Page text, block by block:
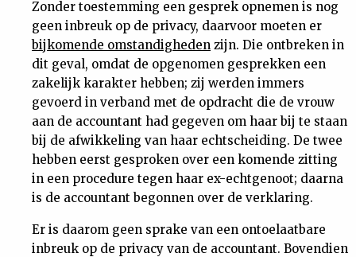
Zonder toestemming een gesprek opnemen is nog
geen inbreuk op de privacy, daarvoor moeten er
bijkomende omstandigheden zijn. Die ontbreken in
dit geval, omdat de opgenomen gesprekken een
zakelijk karakter hebben; zij werden immers
gevoerd in verband met de opdracht die de vrouw
aan de accountant had gegeven om haar bij te staan
bij de afwikkeling van haar echtscheiding. De twee
hebben eerst gesproken over een komende zitting
in een procedure tegen haar ex-echtgenoot; daarna
is de accountant begonnen over de verklaring.
Er is daarom geen sprake van een ontoelaatbare
inbreuk op de privacy van de accountant. Bovendien